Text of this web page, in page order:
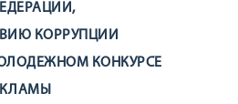
КОРРУПЦИИ
КОНКУРСЕ